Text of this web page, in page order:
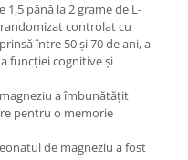
până la 2 grame de L-
controlat cu
între 50 și 70 de ani, a
funcției cognitive și
a îmbunătățit
pentru o memorie
de magneziu a fost